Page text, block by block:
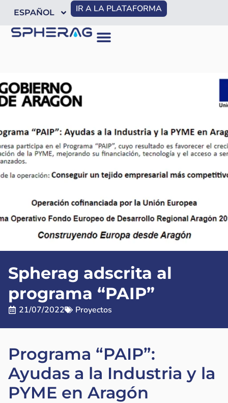
ESPAÑOL IR A LA PLATAFORMA
Spherag adscrita al
programa “PAIP”
21/07/2022 Proyectos
Programa “PAIP”:
Ayudas a la Industria y la
PYME en Aragón